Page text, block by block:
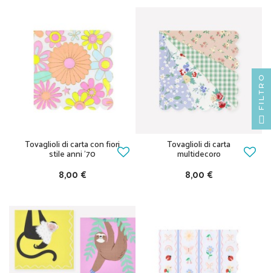
Tovaglioli di carta con fiori
stile anni '70
8,00 €
Tovaglioli di carta
multidecoro
8,00 €
FILTRO